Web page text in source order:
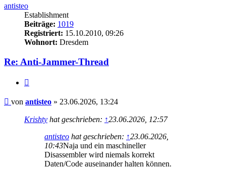
antisteo
Establishment
Beiträge: 1019
Registriert: 15.10.2010, 09:26
Wohnort: Dresdem
Re: Anti-Jammer-Thread
Beitrag
von antisteo » 23.06.2026, 13:24
Krishty hat geschrieben: ↑23.06.2026, 12:57
antisteo hat geschrieben: ↑23.06.2026,
10:43Naja und ein maschineller
Disassembler wird niemals korrekt
Daten/Code auseinander halten können.